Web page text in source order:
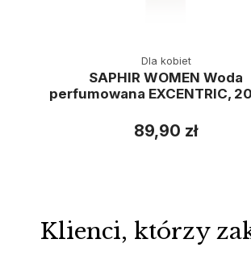
Dla kobiet
SAPHIR WOMEN Woda
perfumowana EXCENTRIC,
89,90 zł
Klienci, którzy